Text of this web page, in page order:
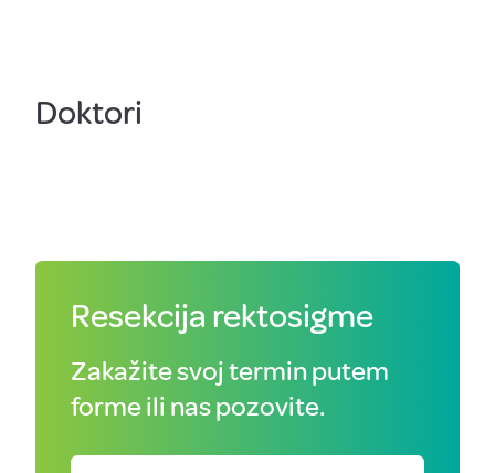
Doktori
Resekcija rektosigme
Zakažite svoj termin putem
forme ili nas pozovite.